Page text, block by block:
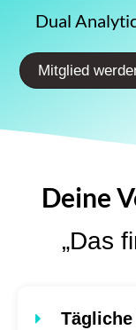
Dual
Mitglied
Deine
„Das